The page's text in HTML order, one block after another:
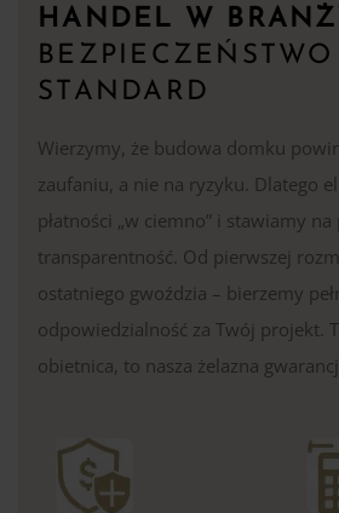
HANDEL W
STANDARD
Wierzymy, że budowa domku
zaufaniu, a nie na ryzyku. Dlatego
płatności „w ciemno” i stawiamy na
transparentność. Od pierwszej
ostatniego gwoździa – bierzemy
odpowiedzialność za Twój projekt.
obietnica, to nasza żelazna